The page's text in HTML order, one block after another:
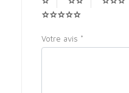
Votre avis *